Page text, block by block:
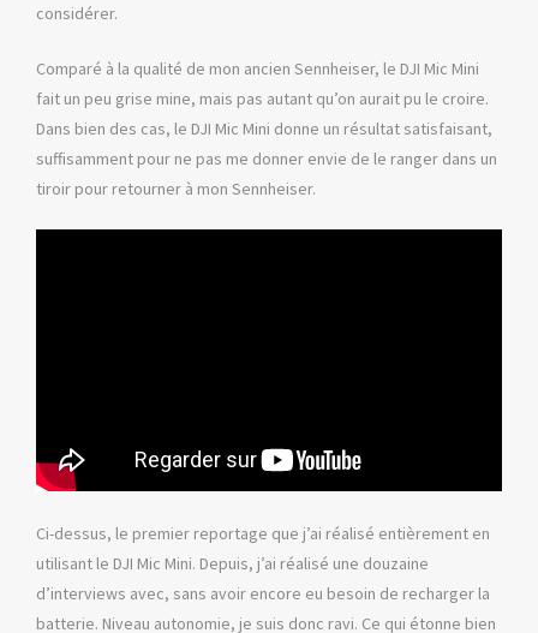
considérer.
Comparé à la qualité de mon ancien Sennheiser, le DJI Mic Mini
fait un peu grise mine, mais pas autant qu’on aurait pu le croire.
Dans bien des cas, le DJI Mic Mini donne un résultat satisfaisant,
suffisamment pour ne pas me donner envie de le ranger dans un
tiroir pour retourner à mon Sennheiser.
Ci-dessus, le premier reportage que j’ai réalisé entièrement en
utilisant le DJI Mic Mini. Depuis, j’ai réalisé une douzaine
d’interviews avec, sans avoir encore eu besoin de recharger la
batterie. Niveau autonomie, je suis donc ravi. Ce qui étonne bien